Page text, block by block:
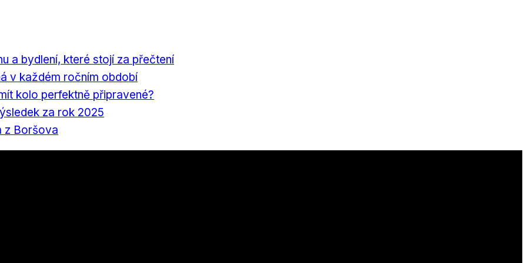
a bydlení, které stojí za přečtení
v každém ročním období
kolo perfektně připravené?
za rok 2025
z Boršova